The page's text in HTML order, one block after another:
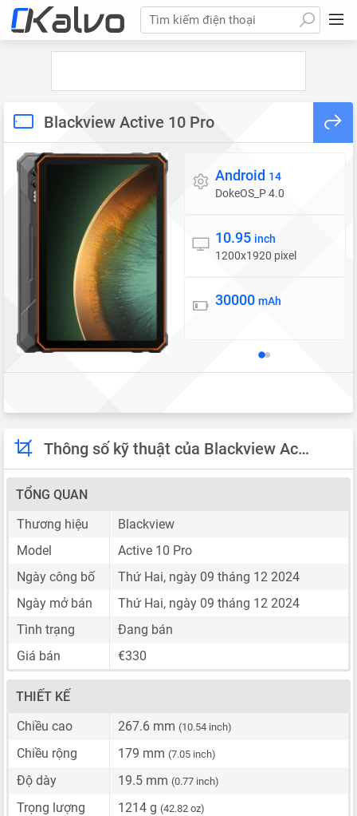
Tìm kiếm điện thoại
Blackview Active 10 Pro
Hệ điều hành
Android 14
DokeOS_P 4.0
Màn hình
10.95 inch
1200x1920 pixel
Pin
30000 mAh
Thông số kỹ thuật của Blackview Active 10 Pro
TỔNG QUAN
Thương hiệu
Blackview
Model
Active 10 Pro
Ngày công bố
Thứ Hai, ngày 09 tháng 12 2024
Ngày mở bán
Thứ Hai, ngày 09 tháng 12 2024
Tình trạng
Đang bán
Giá bán
€330
THIẾT KẾ
Chiều cao
267.6 mm (10.54 inch)
Chiều rộng 179 mm (7.05 inch)
Độ dày 19.5 mm (0.77 inch)
Trọng lượng 1214 g (42.82 oz)